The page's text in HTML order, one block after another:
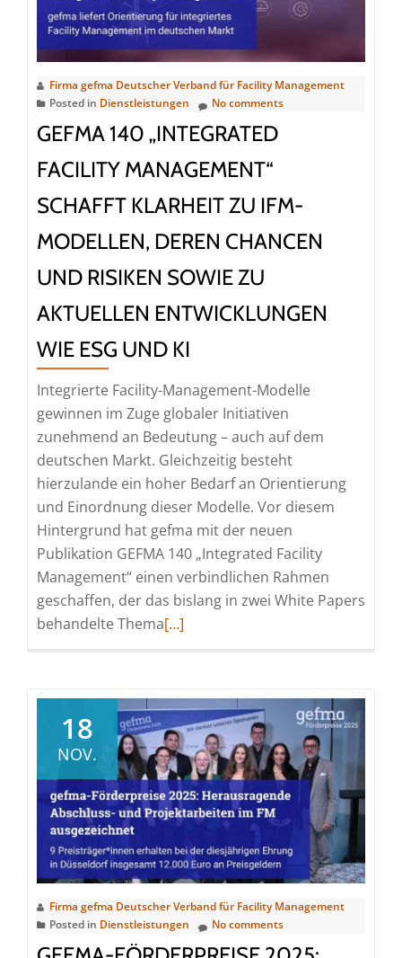
im
Firma gefma Deutscher Verband für Facility Management
Posted in Dienstleistungen No comments
GEFMA 140 „INTEGRATED
FACILITY MANAGEMENT“
SCHAFFT KLARHEIT ZU IFM-
MODELLEN, DEREN CHANCEN
UND RISIKEN SOWIE ZU
AKTUELLEN ENTWICKLUNGEN
WIE ESG UND KI
Integrierte Facility-Management-Modelle
gewinnen im Zuge globaler Initiativen
zunehmend an Bedeutung – auch auf dem
deutschen Markt. Gleichzeitig besteht
hierzulande ein hoher Bedarf an Orientierung
und Einordnung dieser Modelle. Vor diesem
Hintergrund hat gefma mit der neuen
Publikation GEFMA 140 „Integrated Facility
Management“ einen verbindlichen Rahmen
geschaffen, der das bislang in zwei White Papers
behandelte ThemaRead
140
„Integrated
Facility
Management“
schafft
zu
IFM-
Modellen,
deren
Chancen
[…]
18
NOV.
Firma gefma Deutscher Verband für Facility Management
Posted in Dienstleistungen No comments